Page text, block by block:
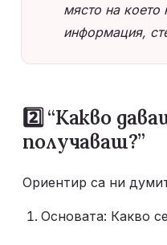
място на което
информация,
2️⃣ “Какво
получаваш?”
Ориентир са ни
Основата: Какво